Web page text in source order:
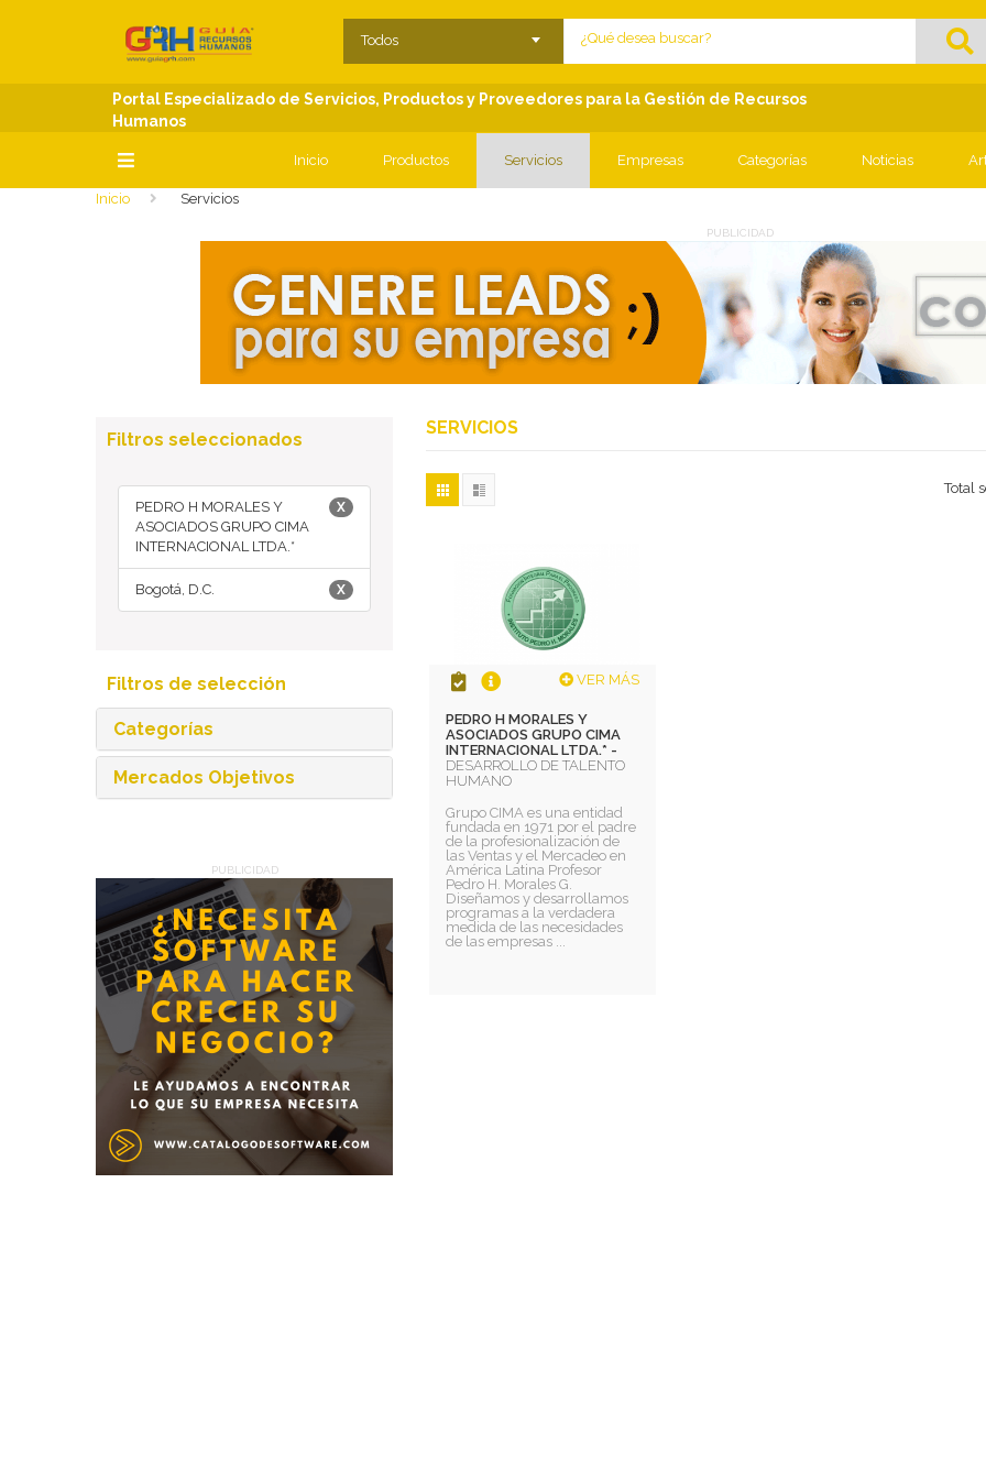
SECCIONES Close menu
Todos
Portal Especializado de Servicios, Productos y Proveedores para la Gestión de Recursos
Humanos
Inicio Productos Servicios Empresas Categorías Noticias
Inicio Servicios
PUBLICIDAD
Filtros seleccionados
X
PEDRO H MORALES Y
ASOCIADOS GRUPO CIMA
INTERNACIONAL LTDA.*
X
Bogotá, D.C.
Filtros de selección
Categorías
Mercados Objetivos
PUBLICIDAD
SERVICIOS
Total
VER MÁS
PEDRO H MORALES Y
ASOCIADOS GRUPO CIMA
INTERNACIONAL LTDA.* -
DESARROLLO DE TALENTO
HUMANO
Grupo CIMA es una entidad
fundada en 1971 por el padre
de la profesionalización de
las Ventas y el Mercadeo en
América Latina Profesor
Pedro H. Morales G.
Diseñamos y desarrollamos
programas a la verdadera
medida de las necesidades
de las empresas ...